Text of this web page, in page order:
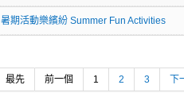
暑期活動樂繽紛 Summer Fun Activities
最先 前一個 1 2 3 下